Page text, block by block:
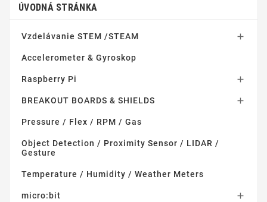
ÚVODNÁ STRÁNKA
Vzdelávanie STEM /STEAM 
Accelerometer & Gyroskop
Raspberry Pi 
BREAKOUT BOARDS & SHIELDS 
Pressure / Flex / RPM / Gas
Object Detection / Proximity Sensor / LIDAR /
Gesture
Temperature / Humidity / Weather Meters
micro:bit 